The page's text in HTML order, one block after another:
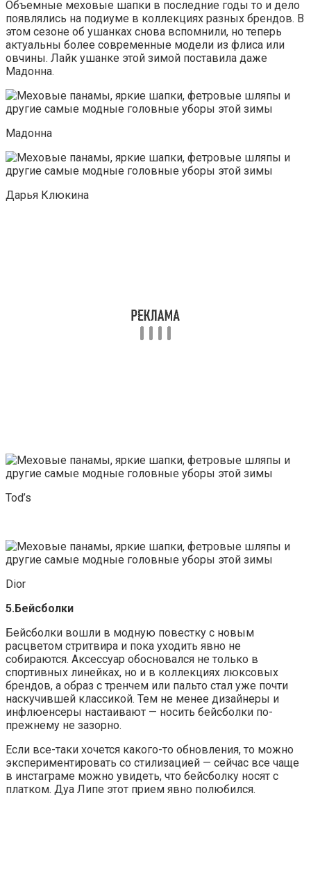
Объемные меховые шапки в последние годы то и дело
появлялись на подиуме в коллекциях разных брендов. В
этом сезоне об ушанках снова вспомнили, но теперь
актуальны более современные модели из флиса или
овчины. Лайк ушанке этой зимой поставила даже
Мадонна.
Мадонна
Дарья Клюкина
Tod’s
Dior
5.Бейсболки
Бейсболки вошли в модную повестку с новым
расцветом стритвира и пока уходить явно не
собираются. Аксессуар обосновался не только в
спортивных линейках, но и в коллекциях люксовых
брендов, а образ с тренчем или пальто стал уже почти
наскучившей классикой. Тем не менее дизайнеры и
инфлюенсеры настаивают — носить бейсболки по-
прежнему не зазорно.
Если все-таки хочется какого-то обновления, то можно
экспериментировать со стилизацией — сейчас все чаще
в инстаграме можно увидеть, что бейсболку носят с
платком. Дуа Липе этот прием явно полюбился.